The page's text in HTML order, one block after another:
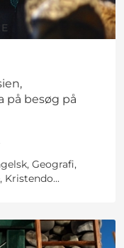
på besøg på
Geografi,